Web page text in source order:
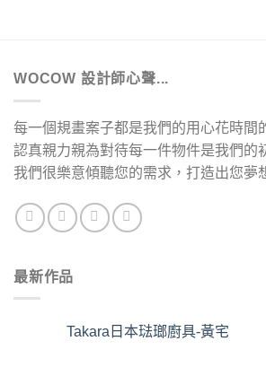
WOCOW 設計師心聲...
每一個規畫案子都是我們的用心花時間
認真親力親為對待每一件物件是我們的
我們很樂意傾聽您的需求，打造出您夢
最新作品
Takara日本琺瑯廚具-黃宅